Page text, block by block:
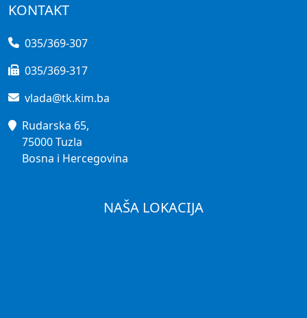
KONTAKT
035/369-307
035/369-317
vlada@tk.kim.ba
Rudarska 65,
75000 Tuzla
Bosna i Hercegovina
NAŠA LOKACIJA